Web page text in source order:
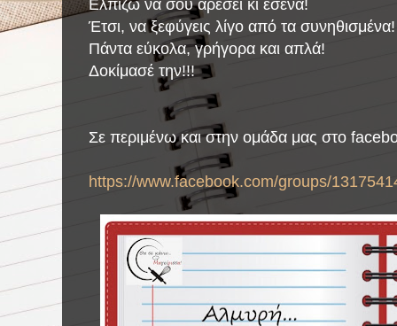
Ελπίζω να σου αρέσει κι εσένα!
Έτσι, να ξεφύγεις λίγο από τα
Πάντα εύκολα, γρήγορα και απλά!
Δοκίμασέ την!!!
Σε περιμένω και στην ομάδα μας στο
https://www.facebook.com/groups/